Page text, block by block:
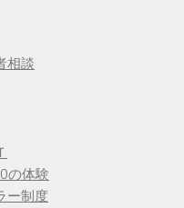
相談
の体験
ー制度